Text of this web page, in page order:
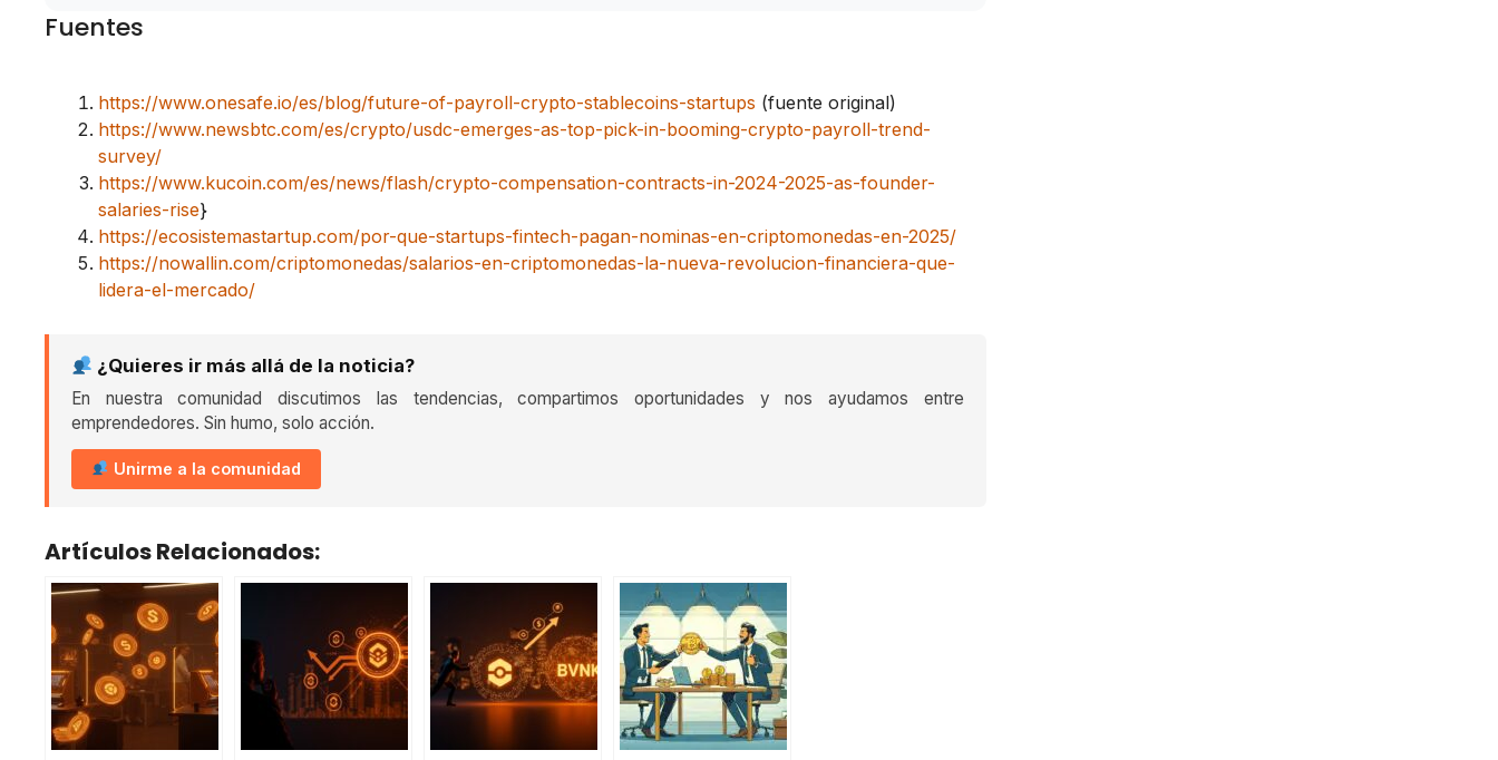
Fuentes
https://www.onesafe.io/es/blog/future-of-payroll-crypto-stablecoins-startups (fuente original)
https://www.newsbtc.com/es/crypto/usdc-emerges-as-top-pick-in-booming-crypto-payroll-trend-
survey/
https://www.kucoin.com/es/news/flash/crypto-compensation-contracts-in-2024-2025-as-founder-
salaries-rise}
https://ecosistemastartup.com/por-que-startups-fintech-pagan-nominas-en-criptomonedas-en-2025/
https://nowallin.com/criptomonedas/salarios-en-criptomonedas-la-nueva-revolucion-financiera-que-
lidera-el-mercado/
¿Quieres ir más allá de la noticia?
En nuestra comunidad discutimos las tendencias, compartimos oportunidades y nos ayudamos entre
emprendedores. Sin humo, solo acción.
Unirme a la comunidad
Artículos Relacionados: